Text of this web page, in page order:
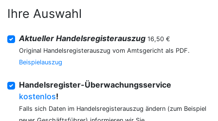
Ihre Auswahl
Aktueller Handelsregisterauszug 16,50 €
Original Handelsregisterauszug vom Amtsgericht als PDF.
Beispielauszug
Handelsregister-Überwachungsservice
kostenlos!
Falls sich Daten im Handelsregisterauszug ändern (zum Beispiel